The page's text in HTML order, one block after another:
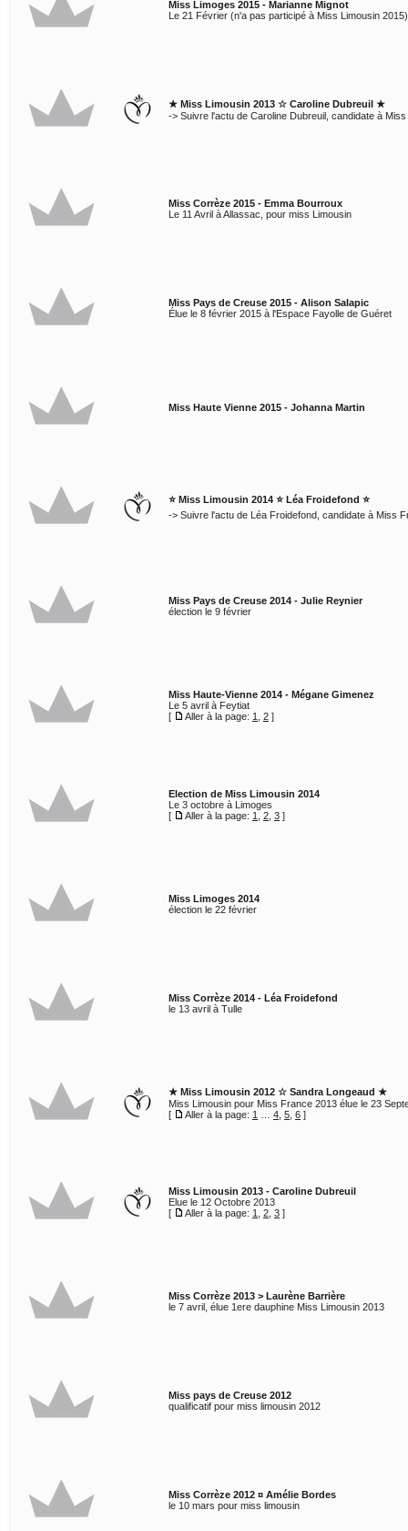
Miss Limoges 2015 - Marianne Mignot
Le 21 Février (n'a pas participé à Miss Limousin 2015)
★ Miss Limousin 2013 ☆ Caroline Dubreuil ★
-> Suivre l'actu de Caroline Dubreuil, candidate à
Miss Corrèze 2015 - Emma Bourroux
Le 11 Avril à Allassac, pour miss Limousin
Miss Pays de Creuse 2015 - Alison Salapic
Élue le 8 février 2015 à l'Espace Fayolle de Guéret
Miss Haute Vienne 2015 - Johanna Martin
⭐ Miss Limousin 2014 ⭐ Léa Froidefond ⭐
-> Suivre l'actu de Léa Froidefond, candidate à Miss
Miss Pays de Creuse 2014 - Julie Reynier
élection le 9 février
Miss Haute-Vienne 2014 - Mégane Gimenez
Le 5 avril à Feytiat
[
Aller à la page: 1 2 ]
Election de Miss Limousin 2014
Le 3 octobre à Limoges
[
Aller à la page: 1 2 3 ]
Miss Limoges 2014
élection le 22 février
Miss Corrèze 2014 - Léa Froidefond
le 13 avril à Tulle
★ Miss Limousin 2012 ☆ Sandra Longeaud ★
Miss Limousin pour Miss France 2013 élue le 23
[
Aller à la page: 1 4 5 6 ]
Miss Limousin 2013 - Caroline Dubreuil
Elue le 12 Octobre 2013
[
Aller à la page: 1 2 3 ]
Miss Corrèze 2013 > Laurène Barrière
le 7 avril, élue 1ere dauphine Miss Limousin 2013
Miss pays de Creuse 2012
qualificatif pour miss limousin 2012
Miss Corrèze 2012 ¤ Amélie Bordes
le 10 mars pour miss limousin